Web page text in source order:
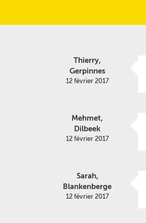
Thierry,
Gerpinnes
12 février 2017
Mehmet,
Dilbeek
12 février 2017
Sarah,
Blankenberge
12 février 2017